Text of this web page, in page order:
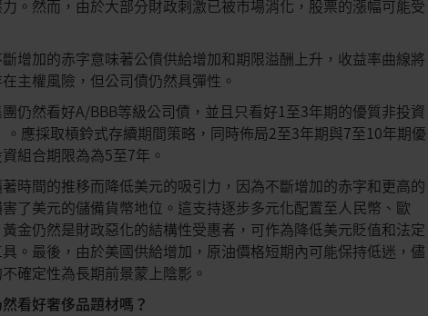
。然而，由於大部分財政刺激已被市場消化，股票的漲幅可能受
增加的赤字意味著公債供給增加和期限溢酬上升，收益率曲線將
主權風險，但公司債仍然具彈性。
仍然看好A/BBB等級公司債，並且只看好1至3年期的優質非投資
。應採取槓鈴式存續期間策略，同時佈局2至3年期與7至10年期優
組合期限為為5至7年。
時間的推移而降低美元的吸引力，因為不斷增加的赤字和更高的
了美元的儲備貨幣地位。這支持逐步多元化配置至人民幣、歐
金仍然是財政惡化的結構性受惠者，可作為降低美元貶值和法定
。最後，由於美國供給增加，原油價格短期內可能保持低迷，儘
確定性為長期前景蒙上陰影。
看好奢侈品題材嗎？